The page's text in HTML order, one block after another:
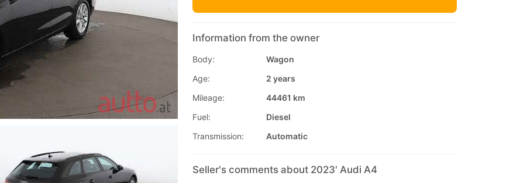
Information from the owner
Body:
Wagon
Age:
2 years
Mileage:
44461 km
Fuel:
Diesel
Transmission:
Automatic
Seller's comments about 2023' Audi A4